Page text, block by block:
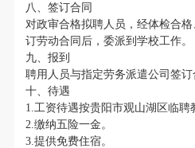
八、签订合同
对政审合格拟聘人员，经体检合
订劳动合同后，委派到学校工作。
九、报到
聘用人员与指定劳务派遣公司签订
十、待遇
1.工资待遇按贵阳市观山湖区临聘
2.缴纳五险一金。
3.提供免费住宿。